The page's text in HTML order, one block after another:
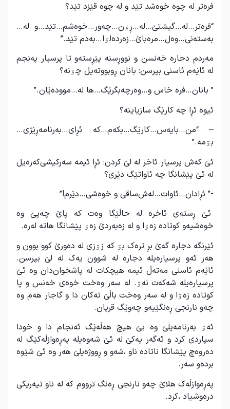
فرەتر لە چوە خوەشد تێد و لە چوە قێزد تێد؟
“فرەتر…لە…گیشتێ…لە…ڕۊن…چەور…خوەشم…تێد…و لە…
بەستەنی…وەل…مرەباێ…زەردەلۊا…بەدم تێد.”
مەردم دجارە خەنسن و نووڕسنە پێڕستەو تا پرسیار پەنجم
لە ئاێەم ئاسنی بپرسن: بانان ڕوبووتەیل چۊنە؟
” بانان…فرە خاس و…وەرچەبگرێگ…ها لە…موودەێان.”
ئیوە ئڕا چە کارێگ سازیاینە؟
– “من…بایەس…کارێگ…بکەم…کە ئڕای…بەرنامە‌ڕێژی…
بۊمە.”
ئێ کەش پرسیار ئاخر لە لێ کردن: ئڕا ئیمە سەرکیشی‌کەرەیل
لە ئێ پێشانگا چە ئاواتێگ دێری؟
-” ئڕادان…ئاوات…لەش‌ساقی و خوەشی…دێرم!”
ئێ ڕستەی ئاخرە لە حاڵێگا وەت کە پاێ چەپێ وە
خوەشیەو کوتادە زەۊا و لە زەبەردێ زەۊ پێشانگا هاتە لەرە.
ئێرنگە دجارە گەێ بڕ ترەک بۊ کە زۊزی لە دەورێ کوو بوون و
هەر ئەو پرسیارەیلە دجارە لە شوون یەک لە لێ بپرسن.
ئاێەم ئاسنی مەتەڵ ئیمە هیچکات لە پاشخوان‌دان وە ئێ
پرسیارەیلە شەکەت نەۊ. لە سەر وەخت خوەی خەنس و پا
کوتادە زەۊا و لە سەر وەخت باڵێ تەکان دا و گاجار هەم وە
چەو نارنجی ڕەنگێیەو چەوێگ قرپان.
ئەۊ بەرنامەیلێ وە بێ هیچ هەڵەێگ ئەنجام دا و خودا
سپاردی کرد و ئەگەر یەکێ لە ئێ شەوەیلە پەڕەوازڵەکێگ لە
دەروەچ پێشانگا ناتادە ناو ،شەو و ڕووژەیلێ هەر وە ئێ شێوە
بردەو سەر.
پەڕەوازڵەک هلاێ چەو نارنجی ڕەنگ ترووم کە لە ناو تیەریکی
درەوشیاد ،کرد.